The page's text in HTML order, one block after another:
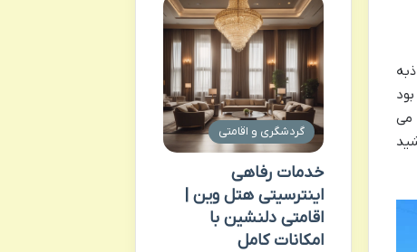
می
گردشگری و اقامتی
خدمات رفاهی
اینترسیتی هتل وین |
اقامتی دلنشین با
امکانات کامل